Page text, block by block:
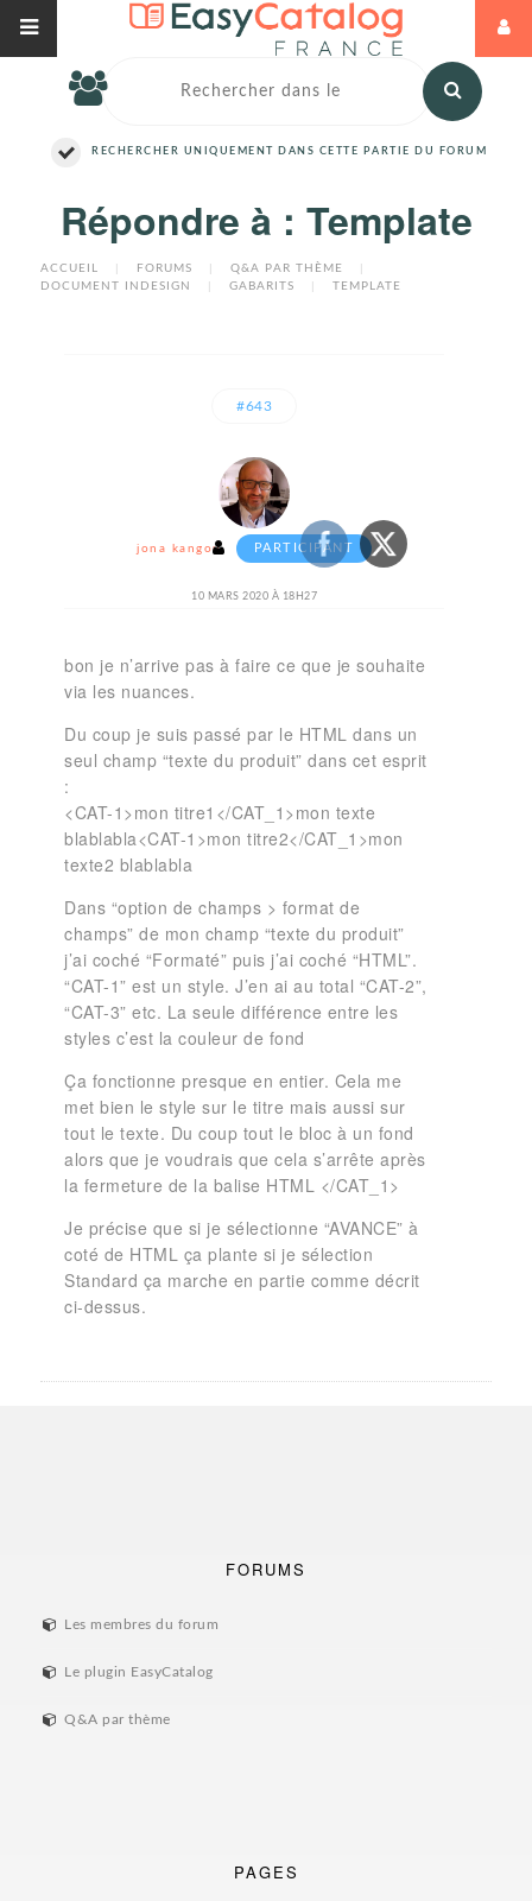
RECHERCHER UNIQUEMENT DANS CETTE PARTIE DU FORUM
Répondre à : Template
ACCUEIL FORUMS Q&A PAR THÈME
DOCUMENT INDESIGN
GABARITS TEMPLATE
#643
jona kangou PARTICIPANT
10 MARS 2020 À 18H27
bon je n’arrive pas à faire ce que je souhaite
via les nuances.
Du coup je suis passé par le HTML dans un
seul champ “texte du produit” dans cet esprit
:
<CAT-1>mon titre1</CAT_1>mon texte
blablabla<CAT-1>mon titre2</CAT_1>mon
texte2 blablabla
Dans “option de champs > format de
champs” de mon champ “texte du produit”
j’ai coché “Formaté” puis j’ai coché “HTML”.
“CAT-1” est un style. J’en ai au total “CAT-2”,
“CAT-3” etc. La seule différence entre les
styles c’est la couleur de fond
Ça fonctionne presque en entier. Cela me
met bien le style sur le titre mais aussi sur
tout le texte. Du coup tout le bloc à un fond
alors que je voudrais que cela s’arrête après
la fermeture de la balise HTML </CAT_1>
Je précise que si je sélectionne “AVANCE” à
coté de HTML ça plante si je sélection
Standard ça marche en partie comme décrit
ci-dessus.
FORUMS
Les membres du forum
Le plugin EasyCatalog
Q&A par thème
PAGES